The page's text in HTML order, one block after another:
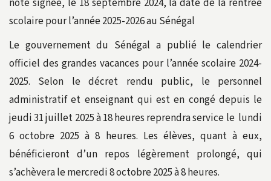
note signée, le 18 septembre 2024, la date de la rentrée
scolaire pour l’année 2025-2026 au Sénégal
Le gouvernement du Sénégal a publié le calendrier
officiel des grandes vacances pour l’année scolaire 2024-
2025. Selon le décret rendu public, le personnel
administratif et enseignant qui est en congé depuis le
jeudi 31 juillet 2025 à 18 heures reprendra service le lundi
6 octobre 2025 à 8 heures. Les élèves, quant à eux,
bénéficieront d’un repos légèrement prolongé, qui
s’achèvera le mercredi 8 octobre 2025 à 8 heures.